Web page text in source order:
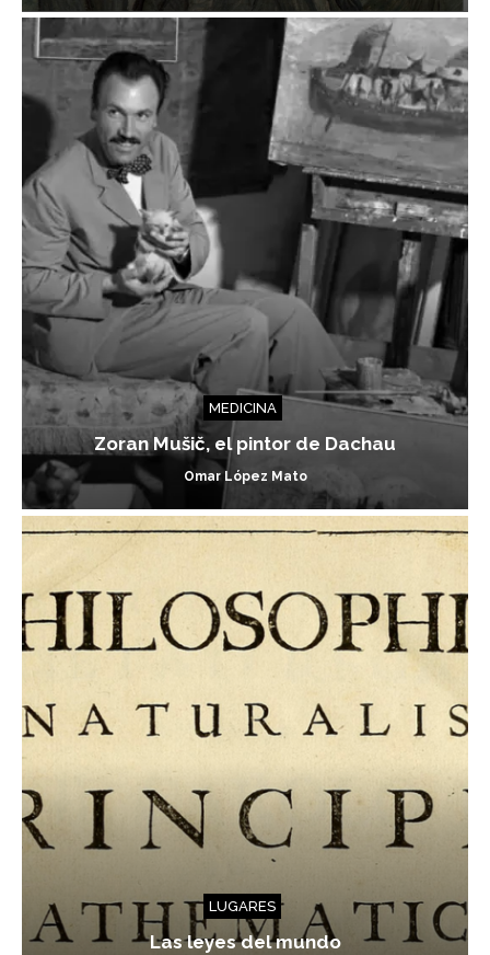
MEDICINA
Zoran Mušič, el pintor de Dachau
Omar López Mato
LUGARES
Las leyes del mundo